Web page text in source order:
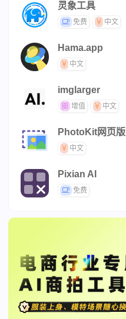
灵象工具
免费 中文
Hama.app
中文
imglarger
增值 中文
PhotoKit网页版
中文
Pixian AI
免费